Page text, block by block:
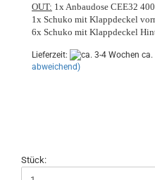
OUT: 1x Anbaudose CEE32
1x Schuko mit Klappdeckel
6x Schuko mit Klappdeckel
Lieferzeit: ca.
abweichend)
Stück: